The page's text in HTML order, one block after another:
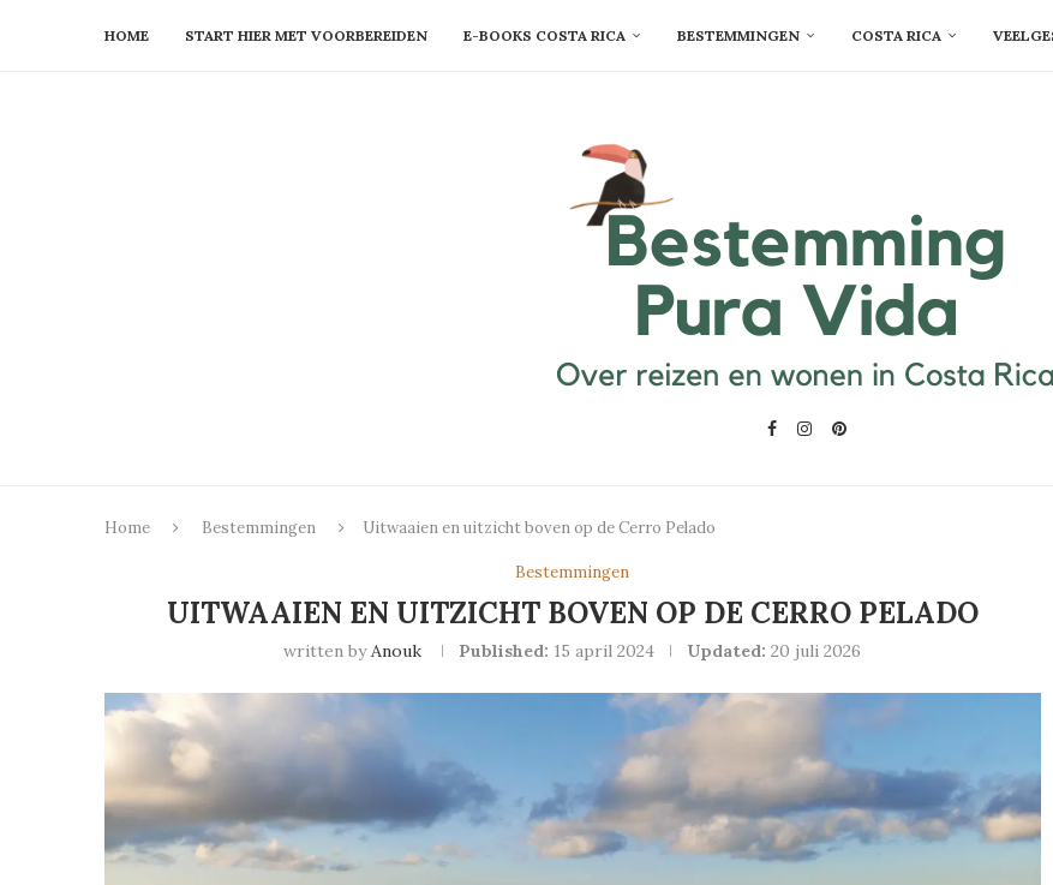
HOME START HIER MET VOORBEREIDEN E-BOOKS COSTA RICA BESTEMMINGEN COSTA RICA
Home Bestemmingen Uitwaaien en uitzicht boven op de Cerro Pelado
Bestemmingen
UITWAAIEN EN UITZICHT BOVEN OP DE CERRO PELADO
written byAnouk Published: 15 april 2024 Updated: 20 juli 2026